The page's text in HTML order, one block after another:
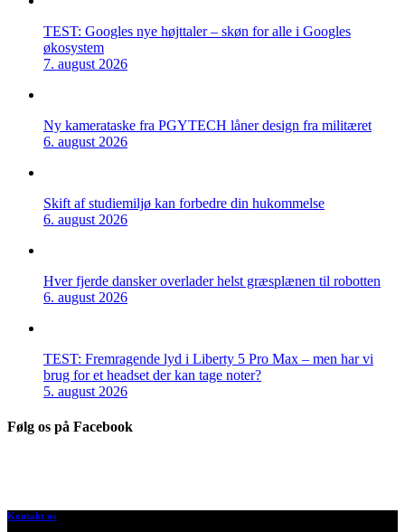
TEST: Googles nye højttaler – skøn for alle i Googles
økosystem
7. august 2026
Ny kamerataske fra PGYTECH låner design fra militæret
6. august 2026
Skift af studiemiljø kan forbedre din hukommelse
6. august 2026
Hver fjerde dansker overlader helst græsplænen til robotten
6. august 2026
TEST: Fremragende lyd i Liberty 5 Pro Max – men har vi
brug for et headset der kan tage noter?
5. august 2026
Følg os på Facebook
Kontakt os